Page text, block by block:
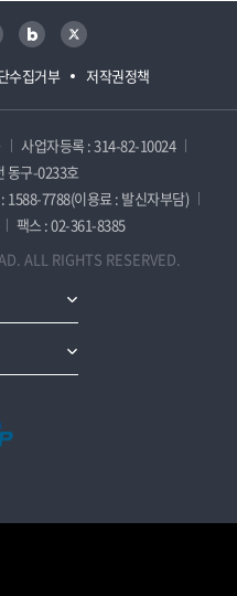
수집거부 저작권정책
블로그 트위터
사업자등록 : 314-82-10024
동구-0233호
1588-7788(이용료 : 발신자부담)
팩스 : 02-361-8385
ALL RIGHTS RESERVED.